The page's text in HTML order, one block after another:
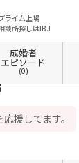
ライム上場
談所探しはIBJ
所 山梨県北杜市
援してます。
成婚者
エピソード
(0)